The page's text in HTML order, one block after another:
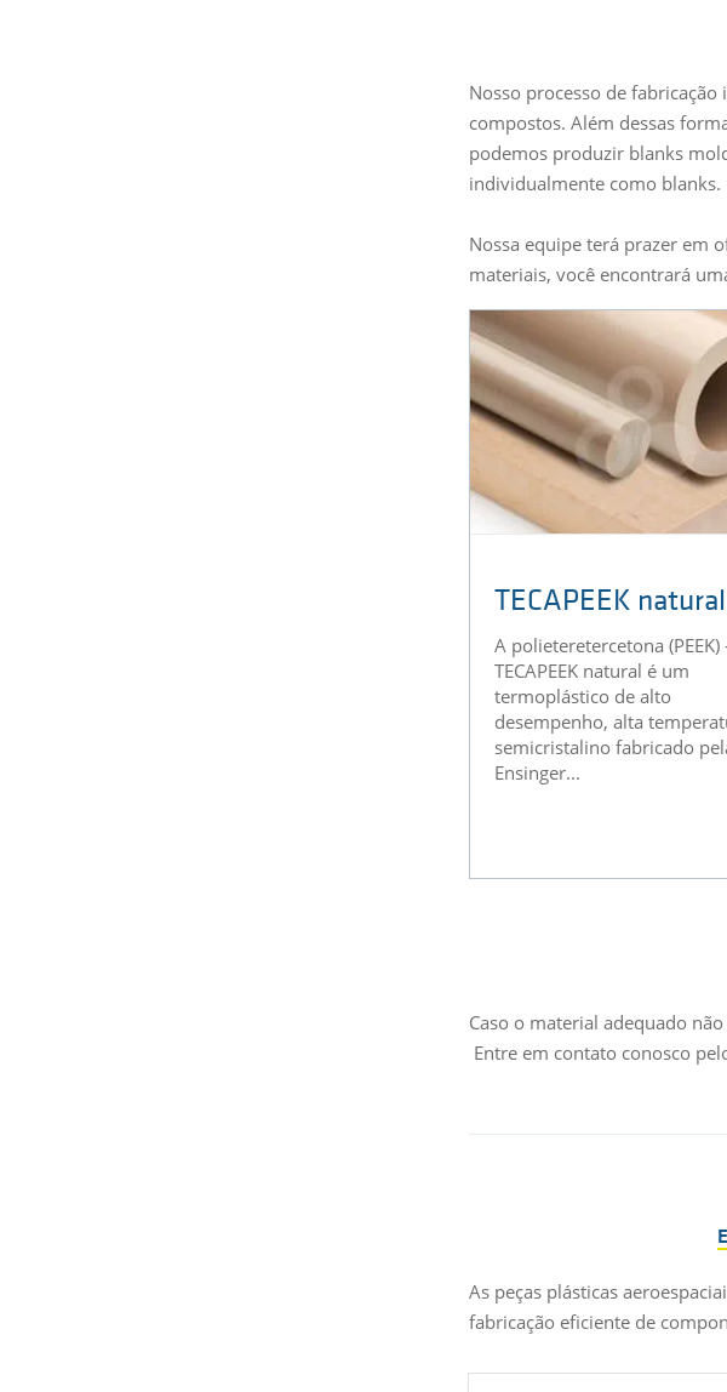
Nosso processo de
compostos. Além dessas
podemos produzir blanks
individualmente como blanks.
Nossa equipe terá prazer em
materiais, você encontrará
TECAPEEK natural
A polieteretercetona (PEEK)
TECAPEEK natural é um
termoplástico de alto
desempenho, alta
semicristalino fabricado
Ensinger...
Caso o material adequado
Entre em contato conosco
As peças plásticas
fabricação eficiente de